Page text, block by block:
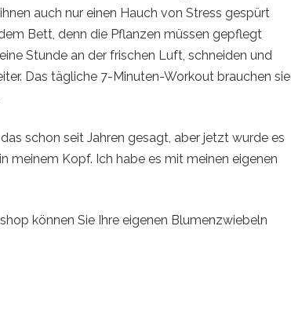
auch nur einen Hauch von Stress gespürt
Bett, denn die Pflanzen müssen gepflegt
Stunde an der frischen Luft, schneiden und
Das tägliche 7-Minuten-Workout brauchen sie
schon seit Jahren gesagt, aber jetzt wurde es
meinem Kopf. Ich habe es mit meinen eigenen
können Sie Ihre eigenen Blumenzwiebeln